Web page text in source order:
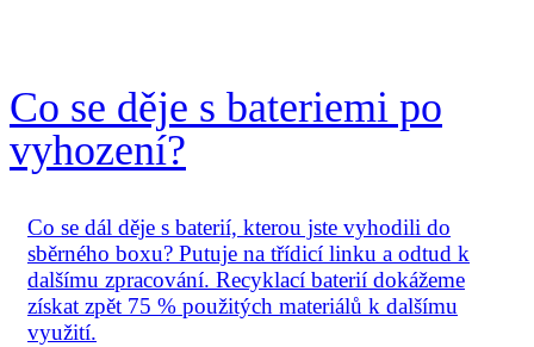
Co se děje s bateriemi po
vyhození?
Co se dál děje s baterií, kterou jste vyhodili do
sběrného boxu? Putuje na třídicí linku a odtud k
dalšímu zpracování. Recyklací baterií dokážeme
získat zpět 75 % použitých materiálů k dalšímu
využití.